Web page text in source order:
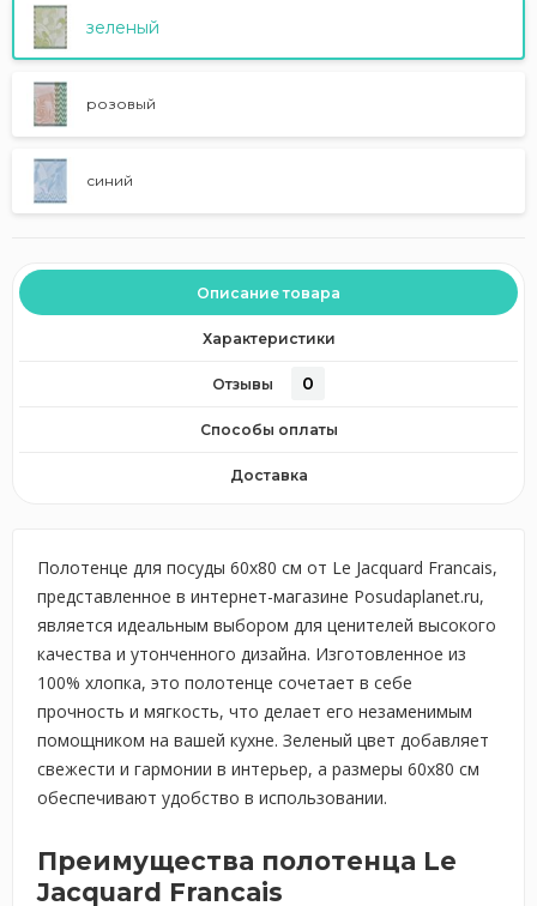
зеленый
розовый
синий
Описание товара
Характеристики
Отзывы 0
Способы оплаты
Доставка
Полотенце для посуды 60х80 см от Le Jacquard Francais,
представленное в интернет-магазине Posudaplanet.ru,
является идеальным выбором для ценителей высокого
качества и утонченного дизайна. Изготовленное из
100% хлопка, это полотенце сочетает в себе
прочность и мягкость, что делает его незаменимым
помощником на вашей кухне. Зеленый цвет добавляет
свежести и гармонии в интерьер, а размеры 60х80 см
обеспечивают удобство в использовании.
Преимущества полотенца Le
Jacquard Francais